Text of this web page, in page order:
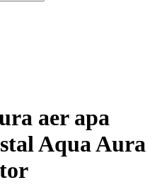
aer apa
Aqua Aura